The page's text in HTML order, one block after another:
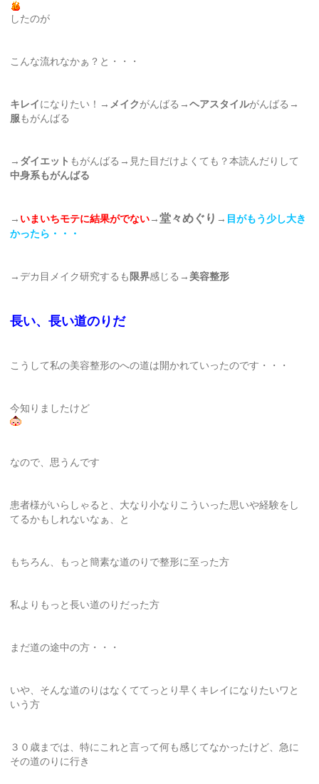
したのが
こんな流れなかぁ？と・・・
キレイになりたい！→ メイクがんばる→ヘアスタイルがんばる→
服もがんばる
→ ダイエット もがんばる→見た目だけよくても？本読んだりして
中身系もがんばる
→ いまいちモテに結果がでない→堂々めぐり → 目がもう少し大き
かったら・・・
→デカ目メイク研究するも 限界感じる→美容整形
長い、長い道のりだ
こうして私の美容整形のへの道は開かれていったのです・・・
今知りましたけど
なので、思うんです
患者様がいらしゃると、大なり小なりこういった思いや経験をし
てるかもしれないなぁ、と
もちろん、もっと簡素な道のりで整形に至った方
私よりもっと長い道のりだった方
まだ道の途中の方・・・
いや、そんな道のりはなくててっとり早くキレイになりたいワと
いう方
３０歳までは、特にこれと言って何も感じてなかったけど、急に
その道のりに行き